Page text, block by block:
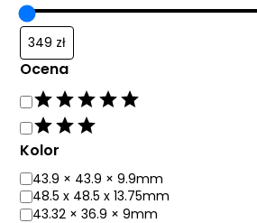
Ocena
Kolor
43.9 × 43.9 × 9.9mm
48.5 x 48.5 x 13.75mm
43.32 × 36.9 × 9mm